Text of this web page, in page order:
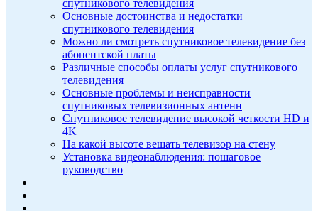
спутникового телевидения
Основные достоинства и недостатки
спутникового телевидения
Можно ли смотреть спутниковое телевидение без
абонентской платы
Различные способы оплаты услуг спутникового
телевидения
Основные проблемы и неисправности
спутниковых телевизионных антенн
Спутниковое телевидение высокой четкости HD и
4K
На какой высоте вешать телевизор на стену
Установка видеонаблюдения: пошаговое
руководство